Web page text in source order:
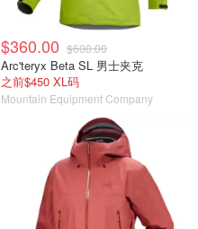
$360.00 $600.00
Arc'teryx Beta SL 男士夹克
之前$450 XL码
Mountain Equipment Company